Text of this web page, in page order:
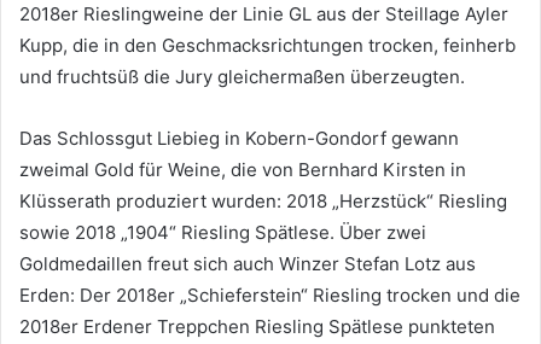
2018er Rieslingweine der Linie GL aus der Steillage Ayler
Kupp, die in den Geschmacksrichtungen trocken, feinherb
und fruchtsüß die Jury gleichermaßen überzeugten.
Das Schlossgut Liebieg in Kobern-Gondorf gewann
zweimal Gold für Weine, die von Bernhard Kirsten in
Klüsserath produziert wurden: 2018 „Herzstück“ Riesling
sowie 2018 „1904“ Riesling Spätlese. Über zwei
Goldmedaillen freut sich auch Winzer Stefan Lotz aus
Erden: Der 2018er „Schieferstein“ Riesling trocken und die
2018er Erdener Treppchen Riesling Spätlese punkteten